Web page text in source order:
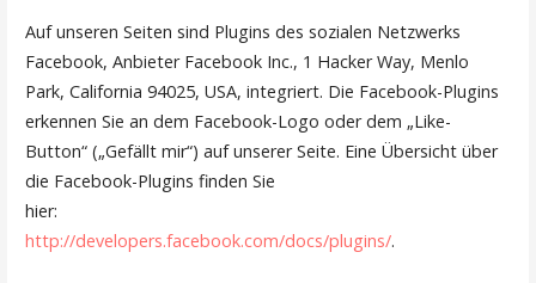
Auf unseren Seiten sind Plugins des sozialen Netzwerks
Facebook, Anbieter Facebook Inc., 1 Hacker Way, Menlo
Park, California 94025, USA, integriert. Die Facebook-Plugins
erkennen Sie an dem Facebook-Logo oder dem „Like-
Button“ („Gefällt mir“) auf unserer Seite. Eine Übersicht über
die Facebook-Plugins finden Sie
hier:
http://developers.facebook.com/docs/plugins/.